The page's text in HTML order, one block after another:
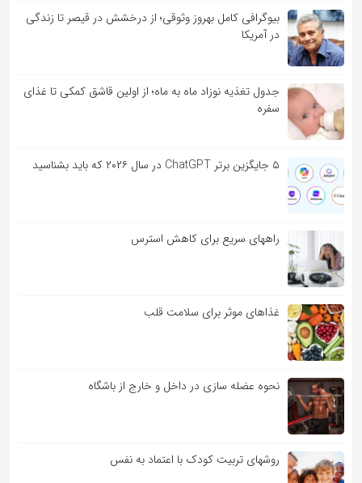
بیوگرافی کامل بهروز وثوقی؛ از درخشش در قیصر تا زندگی
در آمریکا
جدول تغذیه نوزاد ماه به ماه؛ از اولین قاشق کمکی تا غذای
سفره
۵ جایگزین برتر ChatGPT در سال ۲۰۲۶ که باید بشناسید
راههای سریع برای کاهش استرس
غذاهای موثر برای سلامت قلب
نحوه عضله سازی در داخل و خارج از باشگاه
روشهای تربیت کودک با اعتماد به نفس